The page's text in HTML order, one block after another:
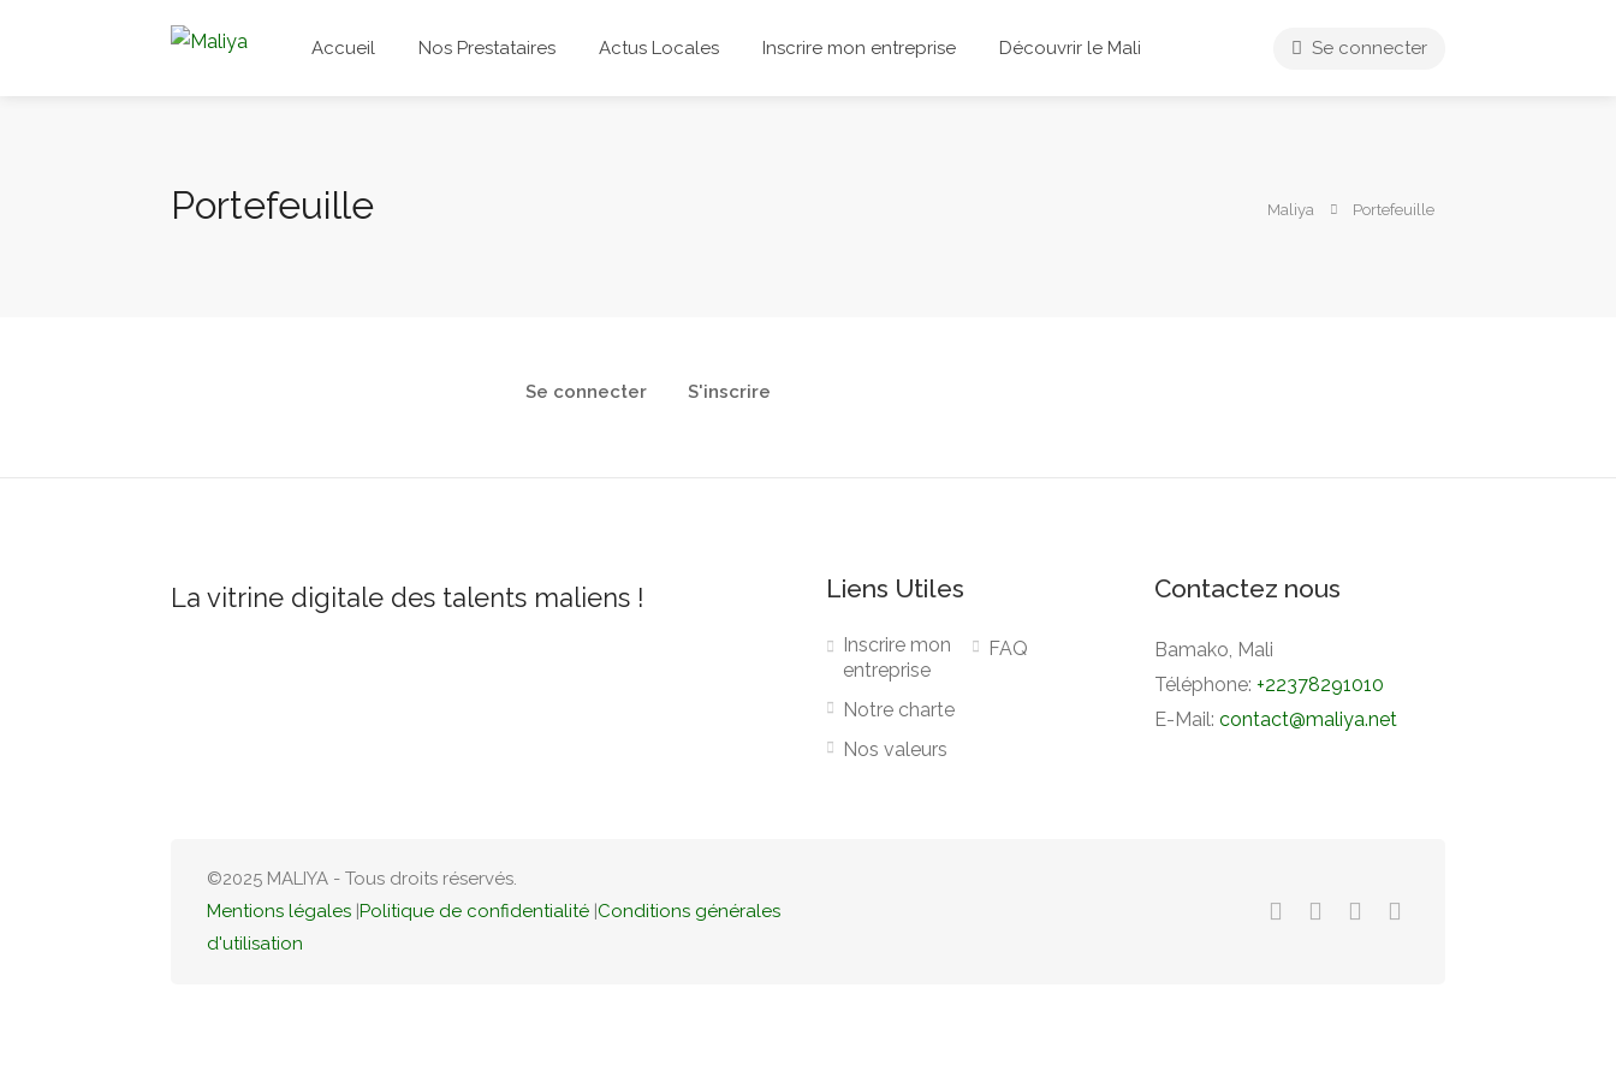
Accueil Nos Prestataires Actus Locales Inscrire mon entreprise Découvrir le Mali Se connecter
Portefeuille Maliya Portefeuille
Se connecter S'inscrire
La vitrine digitale des talents maliens ! Liens Utiles
Inscrire mon
entreprise
Notre charte
Nos valeurs
FAQ
Contactez nous
Bamako, Mali
Téléphone: +22378291010
E-Mail: contact@maliya.net
©2025 MALIYA - Tous droits réservés.
Mentions légales |Politique de confidentialité |Conditions générales
d'utilisation